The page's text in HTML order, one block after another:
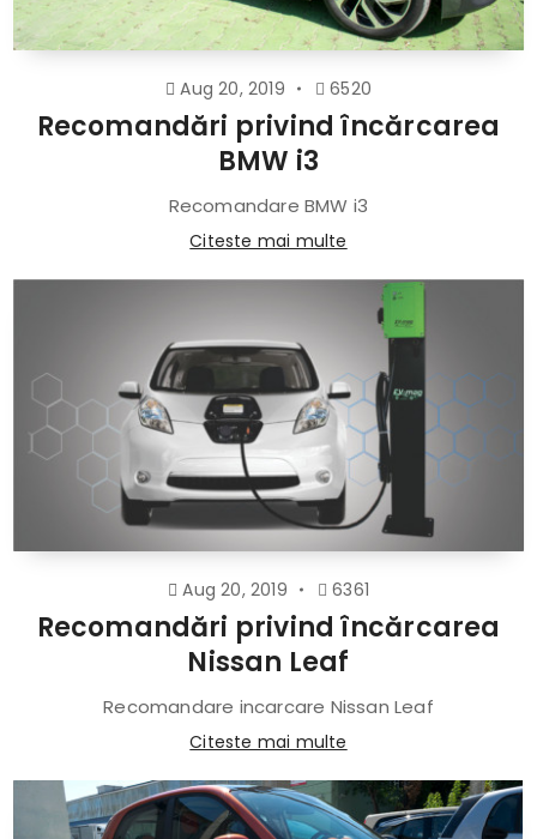
Aug 20, 2019 6520
Recomandări privind încărcarea
BMW i3
Recomandare BMW i3
Citeste mai multe
Aug 20, 2019 6361
Recomandări privind încărcarea
Nissan Leaf
Recomandare incarcare Nissan Leaf
Citeste mai multe